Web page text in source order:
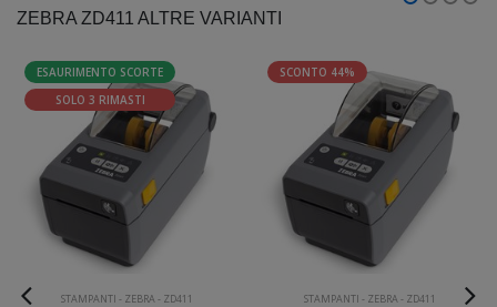
ZEBRA ZD411 ALTRE VARIANTI
ESAURIMENTO SCORTE
SOLO 3 RIMASTI
STAMPANTI - ZEBRA - ZD411
SCONTO 44%
STAMPANTI - ZEBRA - ZD411